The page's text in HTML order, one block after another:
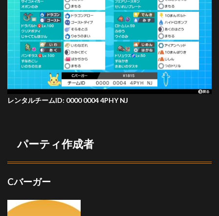
レンタルチームID: 0000 0004 4PHY NJ
パーティ作成者
Cバーガー